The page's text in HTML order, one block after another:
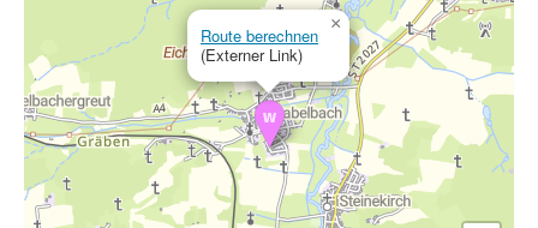
Route berechnen
(Externer Link)
×